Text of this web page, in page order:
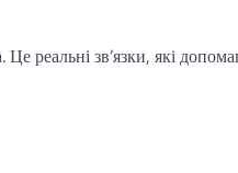
реальні зв’язки, які